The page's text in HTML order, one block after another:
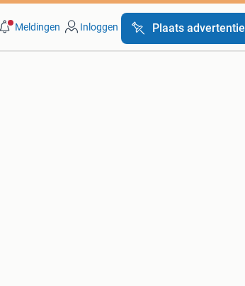
Meldingen Inloggen Plaats advertentie